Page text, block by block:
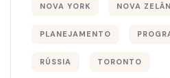
NOVA YORK NOVA
PLANEJAMENTO
RÚSSIA TORONTO